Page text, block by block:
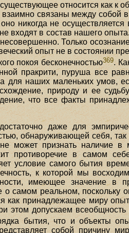
относится как к
связаны между собой
никогда не осуществляется
входят в состав нашего
Только
опыт не в состоянии
покоя бесконечностью369.
пракрити, пуруша все
для наших маленьких умов,
природу и ее
что все факты
даже для
обнаруживающей себя, так
может признать наличие в
противоречие в самом
условие самого бытия
к которой мы
имеющее значение в
самом реальном, поскольку
как принадлежащее миру
этом допускаем всеобщность
бытия, что и объекты
собой причину